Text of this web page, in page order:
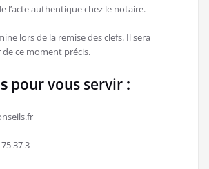
l’acte authentique chez le notaire.
lors de la remise des clefs. Il sera
ce moment précis.
pour vous servir :
37 3